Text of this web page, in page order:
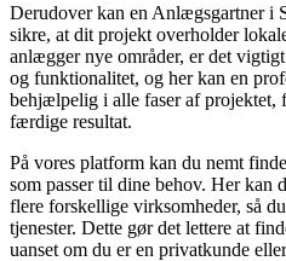
Derudover kan en Anlægsgartner i
sikre, at dit projekt overholder
anlægger nye områder, er det
og funktionalitet, og her kan en
behjælpelig i alle faser af projektet,
færdige resultat.
På vores platform kan du nemt
som passer til dine behov. Her kan
flere forskellige virksomheder, så
tjenester. Dette gør det lettere at
uanset om du er en privatkunde